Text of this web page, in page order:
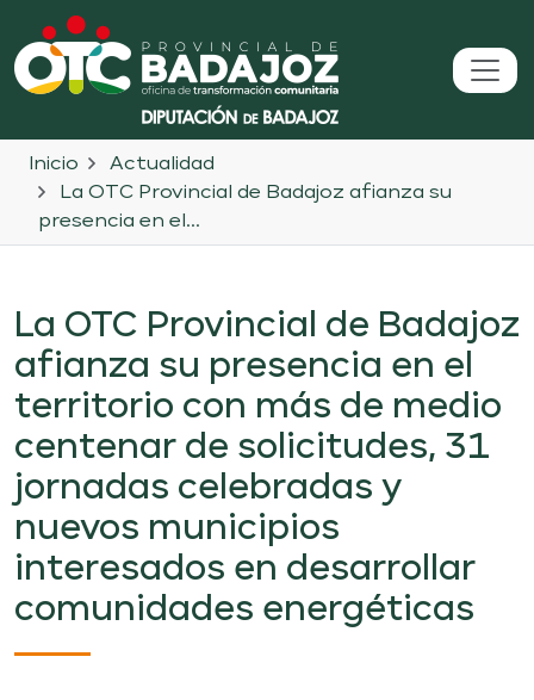
Inicio
Actualidad
La OTC Provincial de Badajoz afianza su
presencia en el...
La OTC Provincial de Badajoz
afianza su presencia en el
territorio con más de medio
centenar de solicitudes, 31
jornadas celebradas y
nuevos municipios
interesados en desarrollar
comunidades energéticas